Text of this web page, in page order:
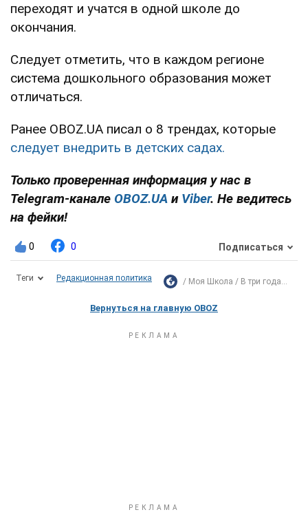
переходят и учатся в одной школе до
окончания.
Следует отметить, что в каждом регионе
система дошкольного образования может
отличаться.
Ранее OBOZ.UA писал о 8 трендах, которые
следует внедрить в детских садах.
Только проверенная информация у нас в
Telegram-канале OBOZ.UA и Viber. Не ведитесь
на фейки!
0 0 Подписаться
Теги Редакционная политика Моя Школа В три года...
Вернуться на главную OBOZ